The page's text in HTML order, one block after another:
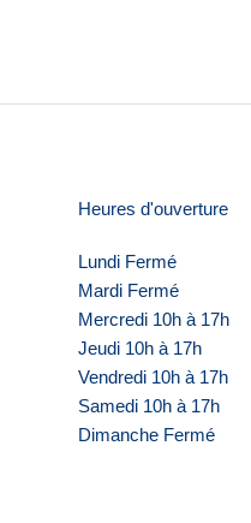
Heures d'ouverture
Lundi Fermé
Mardi Fermé
Mercredi 10h à 17h
Jeudi 10h à 17h
Vendredi 10h à 17h
Samedi 10h à 17h
Dimanche Fermé